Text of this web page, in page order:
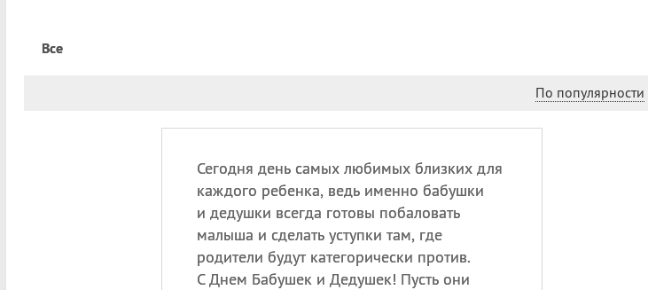
Все
По популярности
Сегодня день самых любимых близких для
каждого ребенка, ведь именно бабушки
и дедушки всегда готовы побаловать
малыша и сделать уступки там, где
родители будут категорически против.
С Днем Бабушек и Дедушек! Пусть они